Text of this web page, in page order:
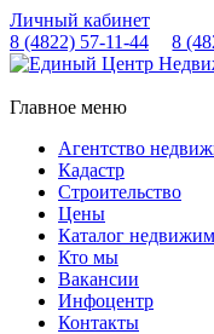
Личный кабинет
8 (4822) 57-11-44 8
Главное меню
Агентство
Кадастр
Строительство
Цены
Каталог
Кто мы
Вакансии
Инфоцентр
Контакты